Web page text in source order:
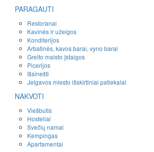
PARAGAUTI
Restoranai
Kavinės ir užeigos
Konditerijos
Arbatinės, kavos barai, vyno barai
Greito maisto įstaigos
Picerijos
Išsinešti
Jelgavos miesto išskirtiniai patiekalai
NAKVOTI
Viešbutis
Hosteliai
Svečių namai
Kempingas
Apartamentai